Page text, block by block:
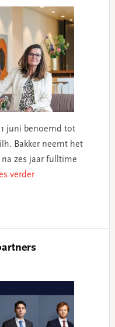
juni benoemd tot
Bakker neemt het
na zes jaar fulltime
verder